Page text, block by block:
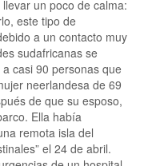
un poco de calma:
este tipo de
a un contacto muy
sudafricanas se
casi 90 personas que
neerlandesa de 69
de que su esposo,
Ella había
remota isla del
el 24 de abril.